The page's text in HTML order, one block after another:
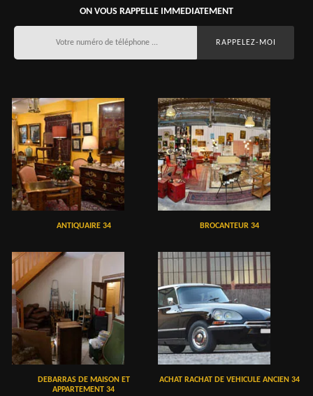
ON VOUS RAPPELLE IMMEDIATEMENT
ANTIQUAIRE 34 BROCANTEUR 34
DEBARRAS DE MAISON ET
APPARTEMENT 34
ACHAT RACHAT DE VEHICULE ANCIEN 34